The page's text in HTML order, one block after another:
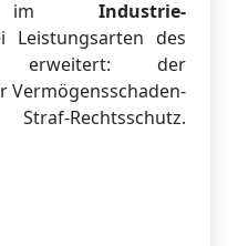
im Industrie-
Leistungsarten des
erweitert: der
Vermögensschaden-